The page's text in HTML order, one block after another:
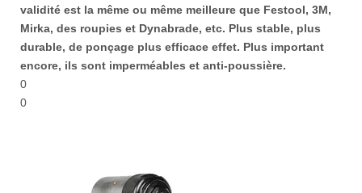
validité est la même ou même meilleure que Festool, 3M,
Mirka, des roupies et Dynabrade, etc. Plus stable, plus
durable, de ponçage plus efficace effet. Plus important
encore, ils sont imperméables et anti-poussière.
0
0